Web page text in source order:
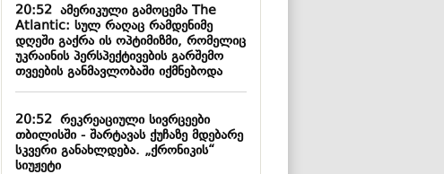
20:52ამერიკული გამოცემა The
Atlantic: სულ რაღაც რამდენიმე
დღეში გაქრა ის ოპტიმიზმი, რომელიც
უკრაინის პერსპექტივების გარშემო
თვეების განმავლობაში იქმნებოდა
20:52რეკრეაციული სივრცეები
თბილისში - შარტავას ქუჩაზე მდებარე
სკვერი განახლდება. „ქრონიკის“
სიუჟეტი